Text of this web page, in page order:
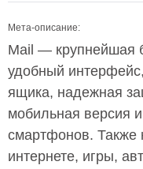
Мета-описание:
Mail — крупнейшая
удобный
ящика, надежная
мобильная версия
смартфонов. Также
интернете, игры,